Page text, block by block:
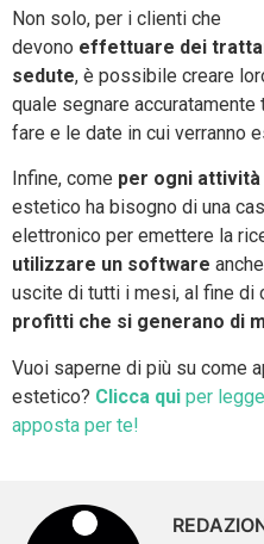
Non solo, per i clienti che
devono effettuare dei
sedute, è possibile creare
quale segnare
fare e le date in cui verranno
Infine, come per ogni
estetico ha bisogno di una
elettronico per emettere la
utilizzare un software
uscite di tutti i mesi, al fine di
profitti che si generano di
Vuoi saperne di più su come
estetico? Clicca qui per
apposta per te!